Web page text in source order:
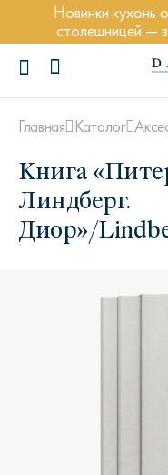
Новинки кухонь
столешницей —
ПОПУЛЯРНЫЕ ЗАПРОСЫ
Кресло Энди
Главная Каталог
Книга
Линдберг.
Диор»/